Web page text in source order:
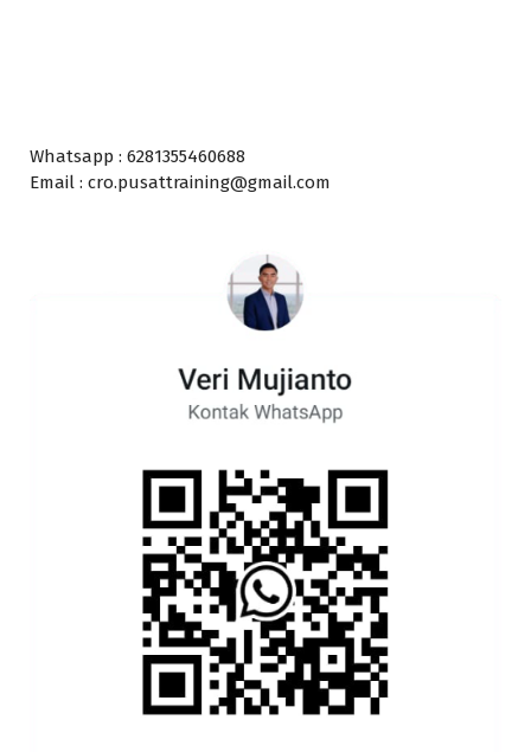
Whatsapp : 6281355460688
Email : cro.pusattraining@gmail.com